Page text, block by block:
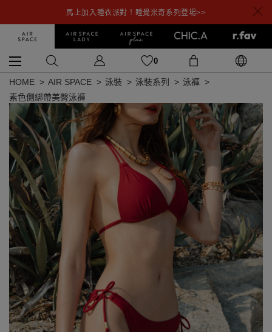
馬上加入睡衣派對！睡覺米奇系列登場>>
0
HOME AIR SPACE 泳裝 泳裝系列
泳褲
素色側綁帶美臀泳褲